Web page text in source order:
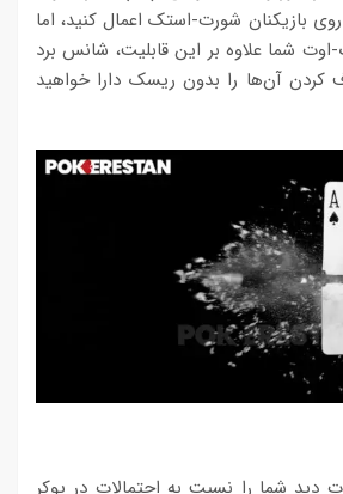
بازیکنان شورت-استک اعمال کنید، اما
اوت شما علاوه بر این قابلیت، شانس برد
کردن آن‌ها را بدون ریسک دارا خواهید
دید شما را نسبت به احتمالات در پوکر